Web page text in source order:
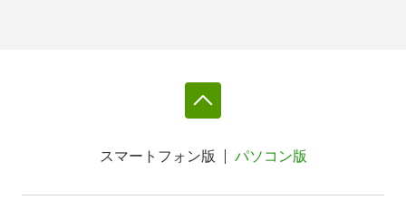
スマートフォン版 パソコン版